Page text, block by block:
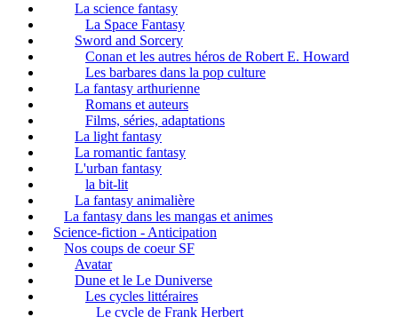
La science fantasy
La Space Fantasy
Sword and Sorcery
Conan et les autres héros de Robert E. Howard
Les barbares dans la pop culture
La fantasy arthurienne
Romans et auteurs
Films, séries, adaptations
La light fantasy
La romantic fantasy
L'urban fantasy
la bit-lit
La fantasy animalière
La fantasy dans les mangas et animes
Science-fiction - Anticipation
Nos coups de coeur SF
Avatar
Dune et le Le Duniverse
Les cycles littéraires
Le cycle de Frank Herbert